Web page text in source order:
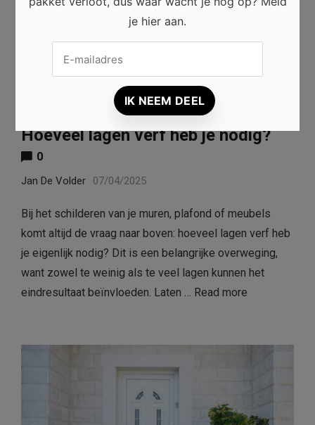
Hoeveel lagen verf heb je nodig?
0
Jan De Volder 07/04/2025
Bij het schilderen van je muren, plafond of meubels
komt altijd de vraag naar boven: hoeveel lagen verf heb
je eigenlijk nodig? Dit is een belangrijke overweging,
want zowel te weinig als te veel lagen kunnen het
eindresultaat beïnvloeden. Laten … Read more
je hier aan.